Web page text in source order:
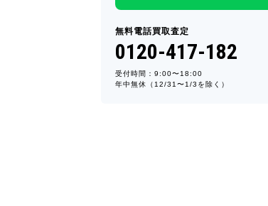
無料電話買取査定
0120-417-182
受付時間：9:00〜18:00
年中無休（12/31〜1/3を除く）